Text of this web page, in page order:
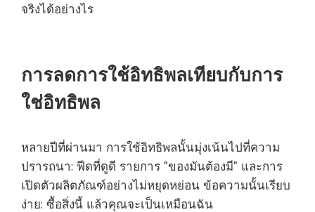
จริงได้อย่างไร
การลดการใช้อิทธิพลเทียบกับการ
ใช่อิทธิพล
หลายปีที่ผ่านมา การใช้อิทธิพลนั้นมุ่งเน้นไปที่ความ
ปรารถนา: ฟีดที่ดูดี รายการ "ของมันต้องมี" และการ
เปิดตัวผลิตภัณฑ์อย่างไม่หยุดหย่อน ข้อความนั้นเรียบ
ง่าย: ซื้อสิ่งนี้ แล้วคุณจะเป็นเหมือนฉัน